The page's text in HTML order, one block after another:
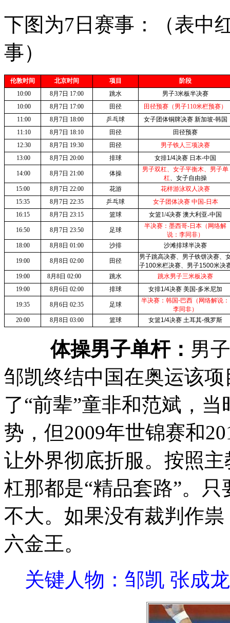
下图为7日赛事：（表中
事）
伦敦时间 北京时间 项目
阶段
10:00
8月7日 17:00 跳水 男子3米板半决赛
10:00
8月7日 17:00 田径 田径预赛（男子110米栏预赛）
11:00
8月7日 18:00 乒乓球 女子团体铜牌决赛 新加坡-韩国
11:10
8月7日 18:10 田径
田径预赛
12:30
8月7日 19:30 田径
男子铁人三项决赛
13:00
8月7日 20:00 排球 女排1/4决赛 日本-中国
14:00 8月7日 21:00 体操
男子双杠、女子平衡木、男子单
杠、女子自由操
15:00
8月7日 22:00 花游
花样游泳双人决赛
15:35
8月7日 22:35 乒乓球 女子团体决赛 中国-日本
16:15
8月7日 23:15 篮球 女篮1/4决赛 澳大利亚-中国
16:50 8月7日 23:50 足球
半决赛：墨西哥-日本（网络解
说：李同非）
18:00
8月8日 01:00 沙排 沙滩排球半决赛
19:00 8月8日 02:00 田径
男子跳高决赛、男子铁饼决赛、
子100米栏决赛、男子1500米决
19:00
8月8日 02:00 跳水 跳水男子三米板决赛
19:00
8月6日 02:00 排球 女排1/4决赛 美国-多米尼加
19:35 8月6日 02:35 足球
半决赛：韩国-巴西（网络解说：
李同非）
20:00
8月8日 03:00 篮球 女篮1/4决赛 土耳其-俄罗斯
体操男子单杆： 男
邹凯终结中国在奥运该
了“前辈”童非和范斌，
势，但2009年世锦赛和
让外界彻底折服。按照
杠那都是“精品套路”。
不大。如果没有裁判作
六金王。
关键人物：邹凯 张成